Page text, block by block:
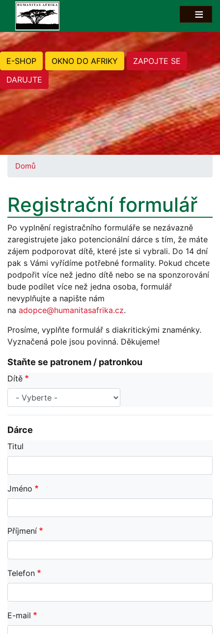
E-SHOP OKNO DO AFRIKY
ZAPOJTE SE
DARUJTE
Domů
Registrační formulář
Po vyplnění registračního formuláře se nezávazně
zaregistrujete jako potencionální dárce s tím, že máte
zájem podporovat dítě, které jste si vybrali. Do 14 dní
pak s Vámi vyřídíme potřebné formality. Pokud chcete
podpořit více než jedno dítě nebo se na sponzorování
bude podílet více než jedna osoba, formulář
nevyplňujte a napište nám
na adopce@humanitasafrika.cz.
Prosíme, vyplňte formulář s diakritickými znaménky.
Vyznačená pole jsou povinná. Děkujeme!
Staňte se patronem / patronkou
Dítě
Dárce
Titul
Jméno
Příjmení
Telefon
E-mail